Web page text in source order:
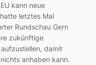
kann neue
letztes Mal
Rundschau Gern
zukünftige
damit
anhaben kann.